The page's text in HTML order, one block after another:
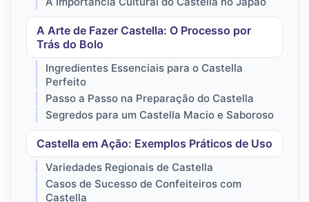
A Arte de Fazer Castella: O Processo por
Trás do Bolo
Ingredientes Essenciais para o Castella
Perfeito
Passo a Passo na Preparação do Castella
Segredos para um Castella Macio e Saboroso
Castella em Ação: Exemplos Práticos de Uso
Variedades Regionais de Castella
Casos de Sucesso de Confeiteiros com
Castella